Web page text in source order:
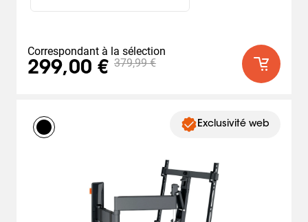
Correspondant à la sélection
299,00 € 379,99 €
Exclusivité web